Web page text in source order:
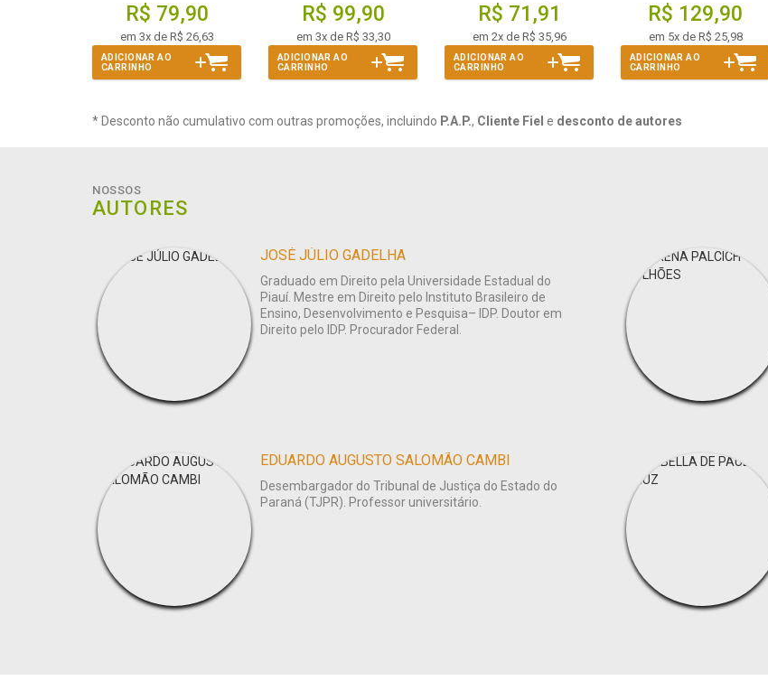
R$ 79,90
em 3x de R$ 26,63
ADICIONAR AO
CARRINHO
R$ 99,90
em 3x de R$ 33,30
ADICIONAR AO
CARRINHO
R$ 71,91
em 2x de R$ 35,96
ADICIONAR AO
CARRINHO
R$ 129,90
em 5x de R$ 25,98
ADICIONAR AO
CARRINHO
* Desconto não cumulativo com outras promoções, incluindo P.A.P., Cliente Fiel e desconto de autores
NOSSOS
AUTORES
JOSÉ JÚLIO GADELHA
Graduado em Direito pela Universidade Estadual do
Piauí. Mestre em Direito pelo Instituto Brasileiro de
Ensino, Desenvolvimento e Pesquisa– IDP. Doutor em
Direito pelo IDP. Procurador Federal.
EDUARDO AUGUSTO SALOMÃO CAMBI
Desembargador do Tribunal de Justiça do Estado do
Paraná (TJPR). Professor universitário.